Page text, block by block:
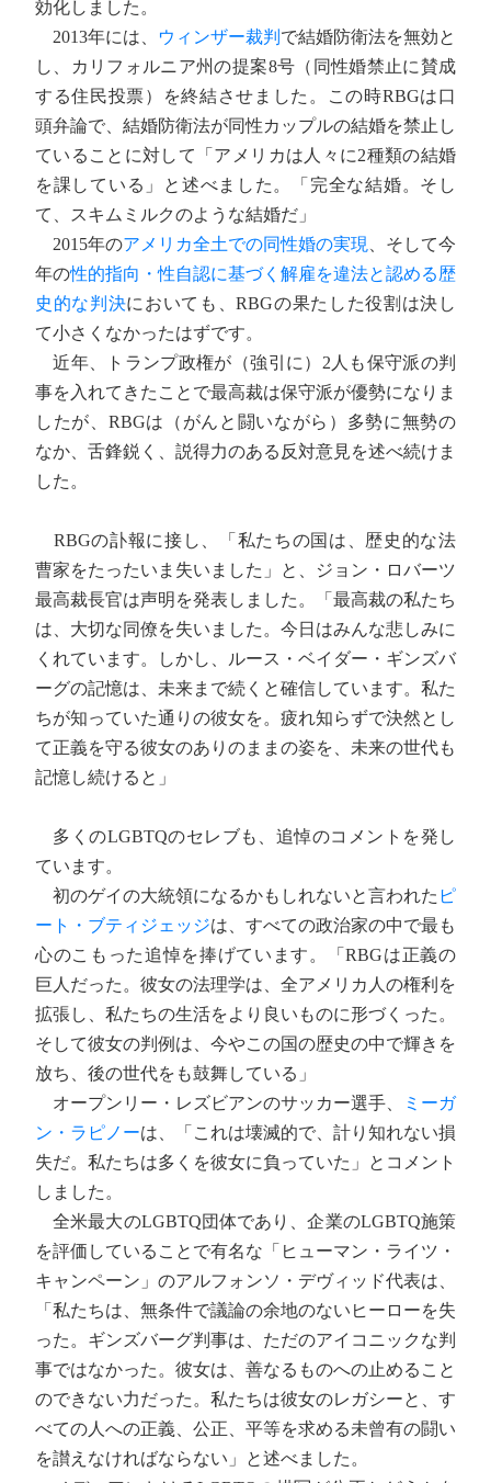
効化しました。
2013年には、
ウィンザー裁判 で結婚防衛法を無効と
し、カリフォルニア州の提案8号（同性婚禁止に賛成
する住民投票）を終結させました。この時RBGは口
頭弁論で、結婚防衛法が同性カップルの結婚を禁止し
ていることに対して「アメリカは人々に2種類の結婚
を課している」と述べました。「完全な結婚。そし
て、スキムミルクのような結婚だ」
2015年のアメリカ全土での同性婚の実現
、そして今
年の性的指向・性自認に基づく解雇を違法と認める歴
史的な判決においても、RBGの果たした役割は決し
て小さくなかったはずです。
近年、トランプ政権が（強引に）2人も保守派の判
事を入れてきたことで最高裁は保守派が優勢になりま
したが、RBGは（がんと闘いながら）多勢に無勢の
なか、舌鋒鋭く、説得力のある反対意見を述べ続けま
した。
RBGの訃報に接し、「私たちの国は、歴史的な法
曹家をたったいま失いました」と、ジョン・ロバーツ
最高裁長官は声明を発表しました。「最高裁の私たち
は、大切な同僚を失いました。今日はみんな悲しみに
くれています。しかし、ルース・ベイダー・ギンズバ
ーグの記憶は、未来まで続くと確信しています。私た
ちが知っていた通りの彼女を。疲れ知らずで決然とし
て正義を守る彼女のありのままの姿を、未来の世代も
記憶し続けると」
多くのLGBTQのセレブも、追悼のコメントを発し
ています。
初のゲイの大統領になるかもしれないと言われた ピ
ート・ブティジェッジは、すべての政治家の中で最も
心のこもった追悼を捧げています。「RBGは正義の
巨人だった。彼女の法理学は、全アメリカ人の権利を
拡張し、私たちの生活をより良いものに形づくった。
そして彼女の判例は、今やこの国の歴史の中で輝きを
放ち、後の世代をも鼓舞している」
オープンリー・レズビアンのサッカー選手、
ミーガ
ン・ラピノーは、「これは壊滅的で、計り知れない損
失だ。私たちは多くを彼女に負っていた」とコメント
しました。
全米最大のLGBTQ団体であり、企業のLGBTQ施策
を評価していることで有名な「ヒューマン・ライツ・
キャンペーン」のアルフォンソ・デヴィッド代表は、
「私たちは、無条件で議論の余地のないヒーローを失
った。ギンズバーグ判事は、ただのアイコニックな判
事ではなかった。彼女は、善なるものへの止めること
のできない力だった。私たちは彼女のレガシーと、す
べての人への正義、公正、平等を求める未曾有の闘い
を讃えなければならない」と述べました。